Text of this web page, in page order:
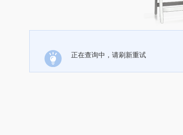
正在查询中，请刷新重试